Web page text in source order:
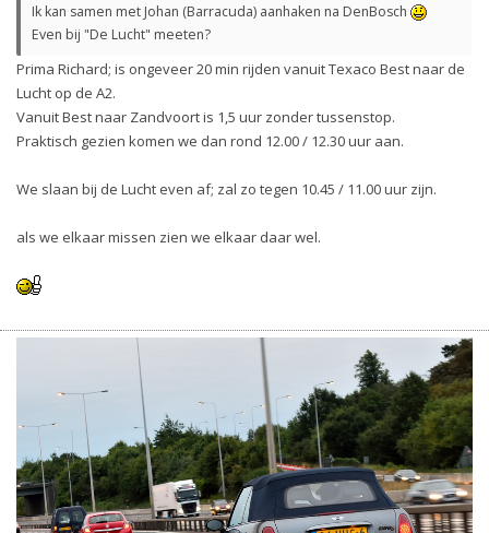
Ik kan samen met Johan (Barracuda) aanhaken na DenBosch
Even bij "De Lucht" meeten?
Prima Richard; is ongeveer 20 min rijden vanuit Texaco Best naar de
Lucht op de A2.
Vanuit Best naar Zandvoort is 1,5 uur zonder tussenstop.
Praktisch gezien komen we dan rond 12.00 / 12.30 uur aan.
We slaan bij de Lucht even af; zal zo tegen 10.45 / 11.00 uur zijn.
als we elkaar missen zien we elkaar daar wel.